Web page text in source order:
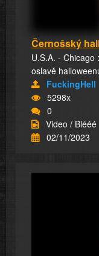
Černošský
U.S.A. -
oslavě
FuckingHell
5298x
0
Video / Blééé
02/11/2023